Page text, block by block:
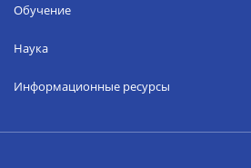
Обучение
Наука
Информационные ресурсы